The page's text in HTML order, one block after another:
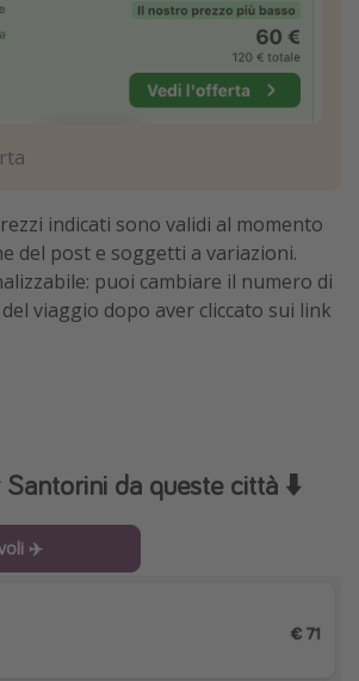
indicati sono validi al momento
del post e soggetti a variazioni.
puoi cambiare il numero di
viaggio dopo aver cliccato sui link
da queste città ⬇️
✈️